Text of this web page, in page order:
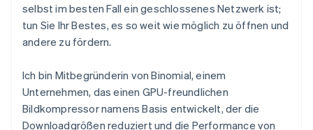
selbst im besten Fall ein geschlossenes Netzwerk ist;
tun Sie Ihr Bestes, es so weit wie möglich zu öffnen und
andere zu fördern.
Ich bin Mitbegründerin von Binomial, einem
Unternehmen, das einen GPU-freundlichen
Bildkompressor namens Basis entwickelt, der die
Downloadgrößen reduziert und die Performance von